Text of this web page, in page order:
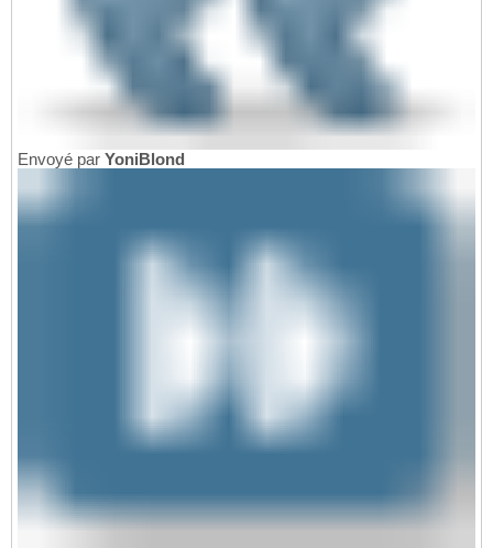
Envoyé par YoniBlond